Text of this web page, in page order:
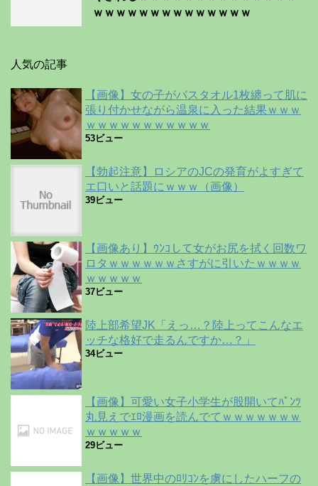
ｗｗｗｗｗｗｗｗｗｗｗｗｗｗ
人気の記事
【画像】女の子がバスタオル1枚纏って肌に
張り付かせながら温泉に入った結果ｗｗｗ
ｗｗｗｗｗｗｗｗｗｗｗ
53ビュー
【勃起注意】ロシアのJCの発育がよすぎて
エ口いと話題にｗｗｗ（画像）
39ビュー
【画像あり】ｳﾝｺして女がお尻を拭く回数ワ
ロタｗｗｗｗｗｗさすがに引いたｗｗｗｗ
ｗｗｗｗｗ
37ビュー
陸上部希望JK「えっ…？陸上ってこんなエ
ッチな格好で走るんですか…？」
34ビュー
【画像】可愛い女子小学生が股開いてﾊﾟﾝﾂ
丸見えでｴﾛ漫画を読んでてｗｗｗｗｗｗｗ
ｗｗｗｗｗ
29ビュー
【画像】世界中のﾛﾘｺﾝを虜にしたハーフの